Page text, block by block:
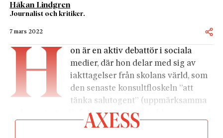
Håkan Lindgren
Journalist och kritiker.
7 mars 2022
H
on är en aktiv debattör i sociala
medier, där hon delar med sig av
iakttagelser från skolans värld, som
den senaste konsultfloskeln ”att
tänka salutogent” (uppmärksamma
vad som trots allt fungerar i en stökig klass, inte vad
som inte fungerar). Hon började arbeta som lärare